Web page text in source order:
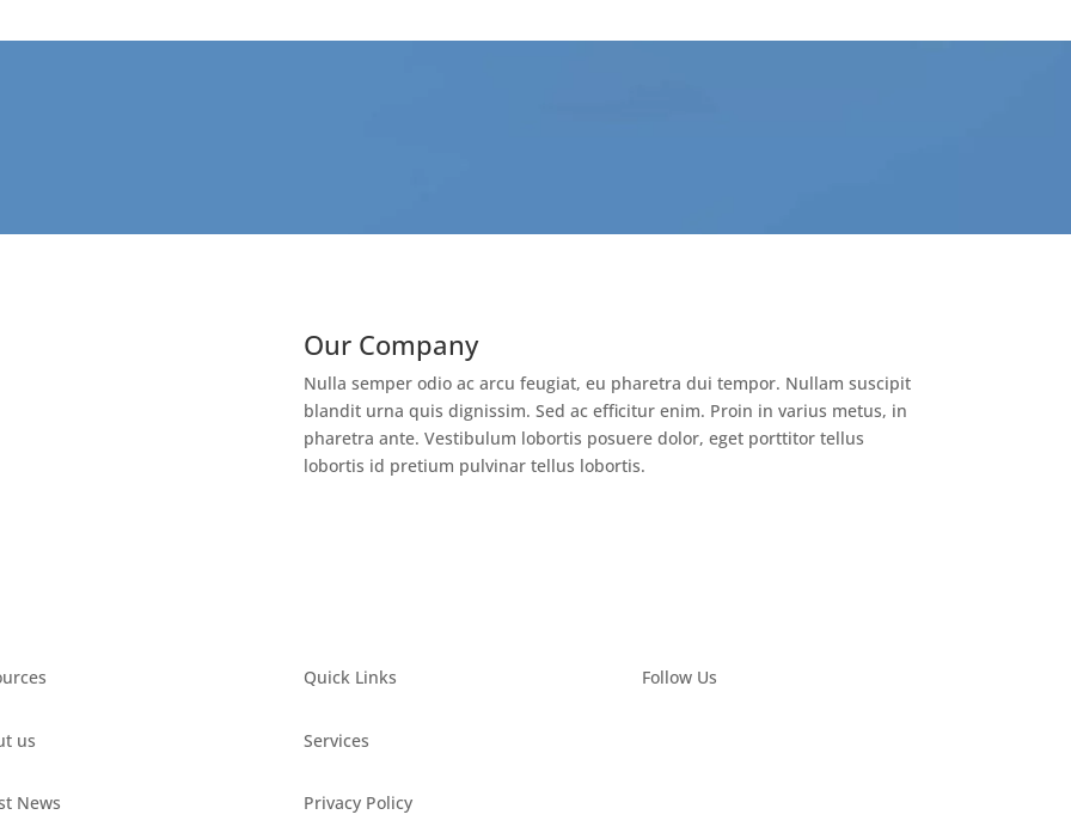
Our Company
Nulla semper odio ac arcu feugiat, eu pharetra dui tempor. Nullam suscipit
blandit urna quis dignissim. Sed ac efficitur enim. Proin in varius metus, in
pharetra ante. Vestibulum lobortis posuere dolor, eget porttitor tellus
lobortis id pretium pulvinar tellus lobortis.
us
News
Quick Links
Services
Privacy Policy
Follow Us